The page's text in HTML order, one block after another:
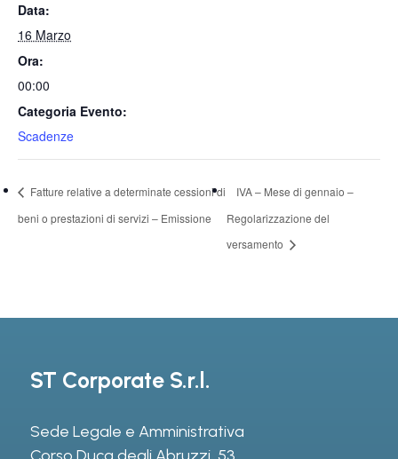
Data:
16 Marzo
Ora:
00:00
Categoria Evento:
Scadenze
Fatture relative a determinate cessioni di
beni o prestazioni di servizi – Emissione
IVA – Mese di gennaio –
Regolarizzazione del
versamento
ST Corporate S.r.l.
Sede Legale e Amministrativa